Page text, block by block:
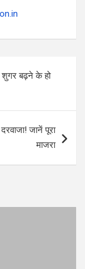
बढ़ने के हो
जानें पूरा
माजरा